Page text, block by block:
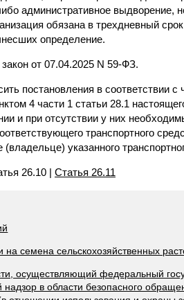
административное выдворение,
обязана в трехдневный
определение.
от 07.04.2025 N 59-ФЗ.
постановления в соответствии с
4 части 1 статьи 28.1
и при отсутствии у них
транспортного
указанного
26.10 | Статья 26.11
семена сельскохозяйственных
осуществляющий федеральный
в области безопасного